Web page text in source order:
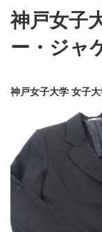
神戸女子
ー・ジャ
神戸女子大学 女子